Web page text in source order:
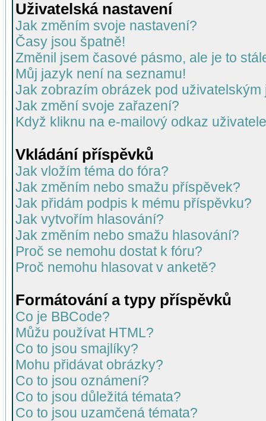
Uživatelská nastavení
Jak změním svoje nastavení?
Časy jsou špatně!
Změnil jsem časové pásmo, ale je to
Můj jazyk není na seznamu!
Jak zobrazím obrázek pod uživatelským
Jak změní svoje zařazení?
Když kliknu na e-mailový odkaz
Vkládání příspěvků
Jak vložím téma do fóra?
Jak změním nebo smažu příspěvek?
Jak přidám podpis k mému příspěvku?
Jak vytvořím hlasování?
Jak změním nebo smažu hlasování?
Proč se nemohu dostat k fóru?
Proč nemohu hlasovat v anketě?
Formátování a typy příspěvků
Co je BBCode?
Můžu používat HTML?
Co to jsou smajlíky?
Mohu přidávat obrázky?
Co to jsou oznámení?
Co to jsou důležitá témata?
Co to jsou uzamčená témata?